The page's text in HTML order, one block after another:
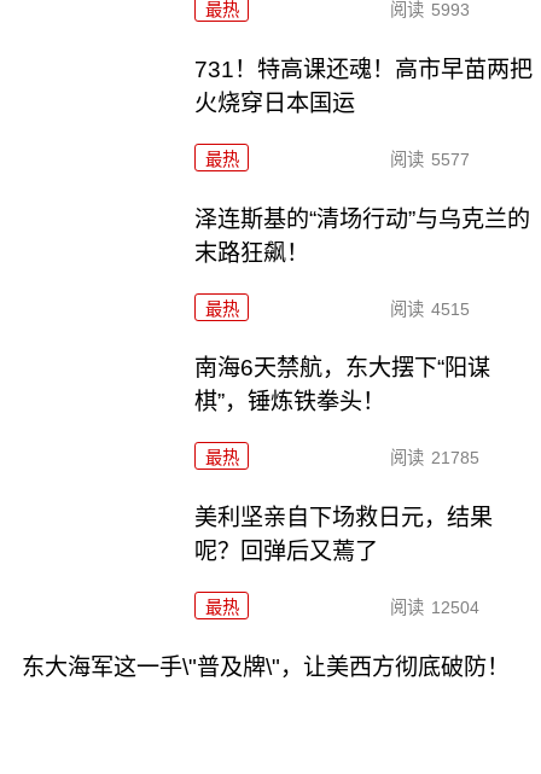
最热 阅读 5993
731！特高课还魂！高市早苗两把
火烧穿日本国运
最热 阅读 5577
泽连斯基的“清场行动”与乌克兰的
末路狂飙！
最热 阅读 4515
南海6天禁航，东大摆下“阳谋
棋”，锤炼铁拳头！
最热 阅读 21785
美利坚亲自下场救日元，结果
呢？回弹后又蔫了
最热 阅读 12504
东大海军这一手\"普及牌\"，让美西方彻底破防！